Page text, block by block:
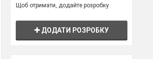
Щоб отримати, додайте розробку
ДОДАТИ РОЗРОБКУ